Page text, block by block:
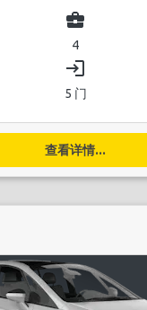
business_center
4
login
5 门
查看详情...